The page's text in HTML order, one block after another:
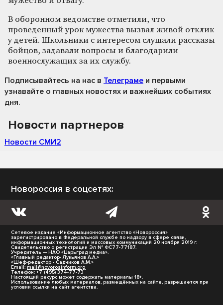
В оборонном ведомстве отметили, что
проведенный урок мужества вызвал живой отклик
у детей. Школьники с интересом слушали рассказы
бойцов, задавали вопросы и благодарили
военнослужащих за их службу.
Подписывайтесь на нас в Телеграме и первыми
узнавайте о главных новостях и важнейших событиях
дня.
Новости партнеров
Новости СМИ2
Новороссия в соцсетях:
Сетевое издание «Информационное агентство «Новороссия»
зарегистрировано в Федеральной службе по надзору в сфере связи,
информационных технологий и массовых коммуникаций 20 ноября 2019 г.
Свидетельство о регистрации Эл № ФС77-77187.
Учредитель — НАО «Царьград медиа».
«Главный редактор- Лукьянов А.А.»
«Шеф-редактор - Садчиков А.М.»
Email: mail@novorosinform.org
Телефон: +7 (495) 374-77-73
Настоящий ресурс может содержать материалы 18+.
Использование любых материалов, размещённых на сайте, разрешается при
условии ссылки на сайт агентства.